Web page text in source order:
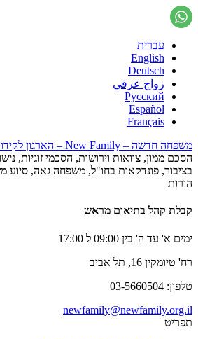
עברית
English
Deutsch
زواج عرفي
Русский
Español
Français
משפחה חדשה – New Family – הארגון לקידום זכויות המשפחה
הסכם ממון, צוואות וירושות, הסכמי זוגיות,
בציבור, פונדקאות בחו"ל, משפחה גאה, סיוע
הורות
קבלת קהל בתיאום מראש
ימים א' עד ה' בין 09:00 ל 17:00
רח' טיומקין 16, תל אביב
טלפון: 03-5660504
newfamily@newfamily.org.il
תפריט